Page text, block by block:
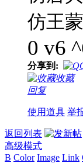
仿王
0 v6
分享到:
收藏
回复
使用道具 举
返回列表
高级模式
B Color Image Link